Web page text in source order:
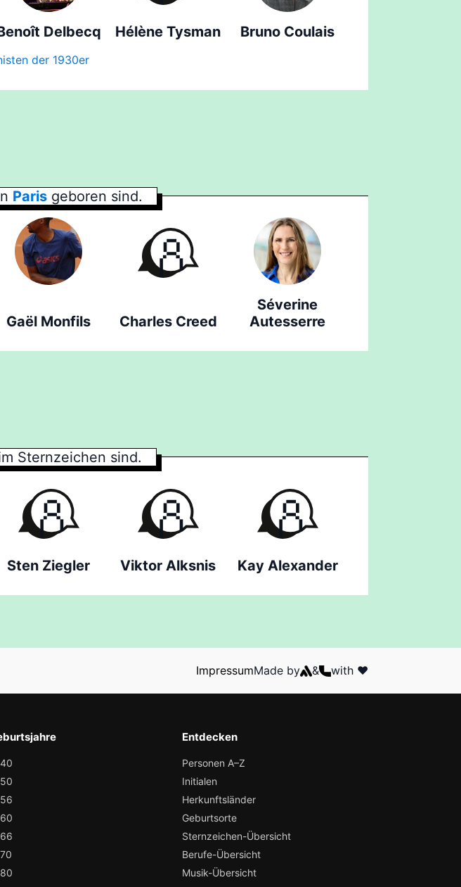
Delbecq Hélène Tysman Bruno Coulais
der 1930er
Paris geboren sind.
Gaël Monfils Charles Creed
Séverine
Autesserre
Sternzeichen sind.
Sten Ziegler Viktor Alksnis Kay Alexander
ImpressumMade by & with ❤️
Entdecken
Personen A–Z
Initialen
Herkunftsländer
Geburtsorte
Sternzeichen-Übersicht
Berufe-Übersicht
Musik-Übersicht